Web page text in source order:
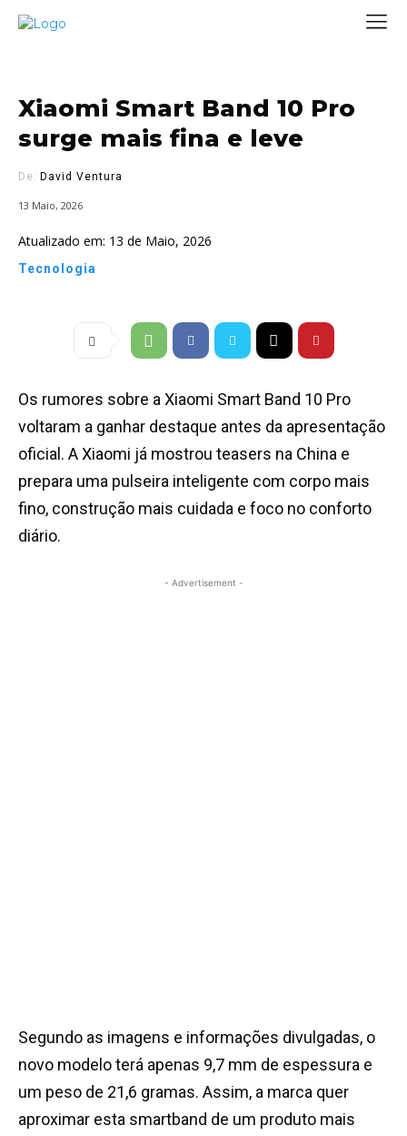
Xiaomi Smart Band 10 Pro
surge mais fina e leve
De: David Ventura
13 Maio, 2026
Atualizado em: 13 de Maio, 2026
Tecnologia
Os rumores sobre a Xiaomi Smart Band 10 Pro
voltaram a ganhar destaque antes da apresentação
oficial. A Xiaomi já mostrou teasers na China e
prepara uma pulseira inteligente com corpo mais
fino, construção mais cuidada e foco no conforto
diário.
- Advertisement -
Segundo as imagens e informações divulgadas, o
novo modelo terá apenas 9,7 mm de espessura e
um peso de 21,6 gramas. Assim, a marca quer
aproximar esta smartband de um produto mais